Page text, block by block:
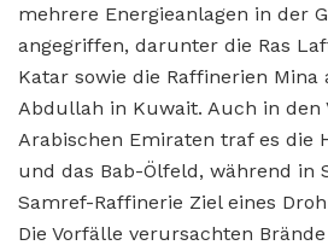
mehrere Energieanlagen in der
angegriffen, darunter die Ras
Katar sowie die Raffinerien
Abdullah in Kuwait. Auch in den
Arabischen Emiraten traf es die
und das Bab-Ölfeld, während in
Samref-Raffinerie Ziel eines
Die Vorfälle verursachten